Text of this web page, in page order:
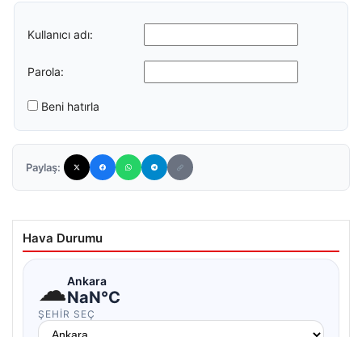
Kullanıcı adı:
Parola:
Beni hatırla
Paylaş:
Hava Durumu
☁Ankara
NaN°C
ŞEHIR SEÇ